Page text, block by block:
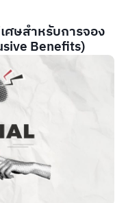
ศษสำหรับการจอง
Benefits)